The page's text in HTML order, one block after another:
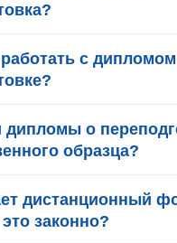
с
о
образца?
дистанционный
законно?